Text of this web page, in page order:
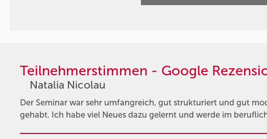
Teilnehmerstimmen - Google
Natalia Nicolau
Der Seminar war sehr umfangreich, gut strukturiert und gut
gehabt. Ich habe viel Neues dazu gelernt und werde im